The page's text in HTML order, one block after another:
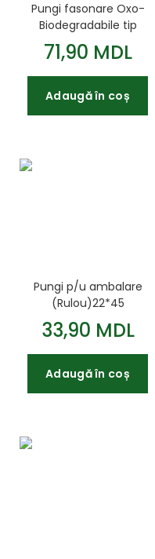
Pungi fasonare Oxo-
Biodegradabile tip
1000buc 18*35 cm
71,90 MDL
Adaugă în coș
Pungi p/u ambalare
(Rulou)22*45
200buc/rola
33,90 MDL
Adaugă în coș